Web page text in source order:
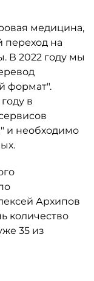
медицина,
на
В 2022 году мы
формат".
в
и необходимо
Архипов
количество
35 из